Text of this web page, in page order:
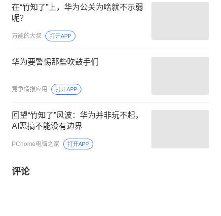
在“竹知了”上，华为公关为啥就不示弱
呢？
万能的大叔 打开APP
华为要警惕那些吹鼓手们
竞争情报应用 打开APP
回望“竹知了”风波：华为并非玩不起，
AI恶搞不能没有边界
PChome电脑之家 打开APP
评论